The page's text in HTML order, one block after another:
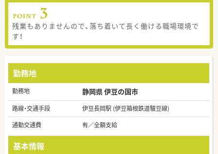
残業もありませんので、落ち着いて長く働ける職場環境で
す！
勤務地
勤務地 静岡県 伊豆の国市
路線・交通手段
伊豆長岡駅 (伊豆箱根鉄道駿豆線)
通勤交通費
有／全額支給
基本情報